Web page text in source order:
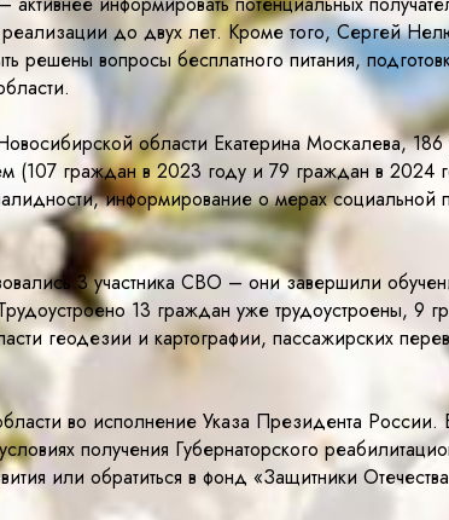
до двух лет. Кроме того, Сергей
вопросы бесплатного питания,
области Екатерина Москалева,
граждан в 2023 году и 79 граждан в 2024
информирование о мерах социальной
3 участника СВО – они завершили
13 граждан уже трудоустроены, 9
геодезии и картографии, пассажирских
во исполнение Указа Президента России.
получения Губернаторского
или обратиться в фонд «Защитники